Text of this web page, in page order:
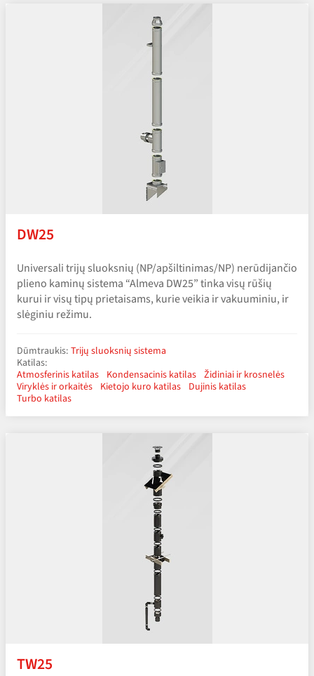
DW25
Universali trijų sluoksnių (NP/​apšiltinimas/​NP) nerūdijančio
plieno kaminų sistema “Almeva DW25” tinka visų rūšių
kurui ir visų tipų prietaisams, kurie veikia ir vakuuminiu, ir
slėginiu režimu.
Dūmtraukis: Trijų sluoksnių sistema
Katilas:
Atmosferinis katilas Kondensacinis katilas Židiniai ir krosnelės
Viryklės ir orkaitės Kietojo kuro katilas Dujinis katilas
Turbo katilas
TW25